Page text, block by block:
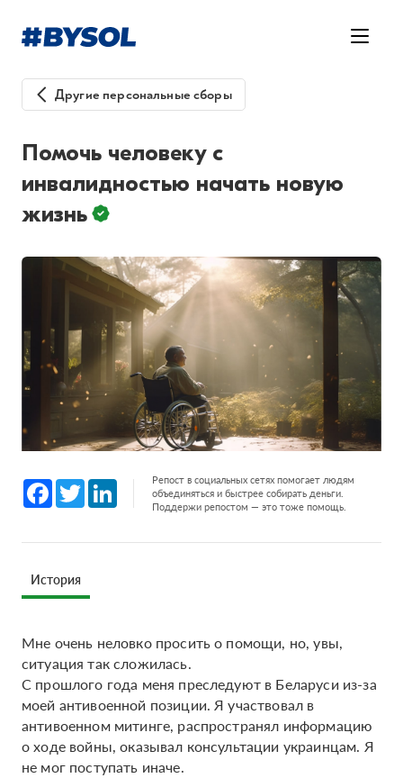
Другие персональные сборы
Помочь человеку с
инвалидностью начать новую
жизнь
Facebook
Twitter LinkedInРепост в социальных сетях помогает людям
объединяться и быстрее собирать деньги.
Поддержи репостом — это тоже помощь.
История
Мне очень неловко просить о помощи, но, увы,
ситуация так сложилась.
С прошлого года меня преследуют в Беларуси из-за
моей антивоенной позиции. Я участвовал в
антивоенном митинге, распространял информацию
о ходе войны, оказывал консультации украинцам. Я
не мог поступать иначе.